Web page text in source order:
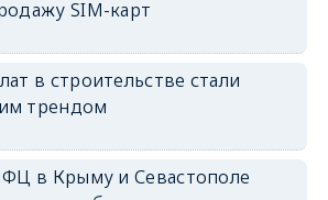
SIM-карт
в строительстве стали
трендом
в Крыму и Севастополе